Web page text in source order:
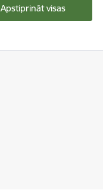
Apstiprināt visas